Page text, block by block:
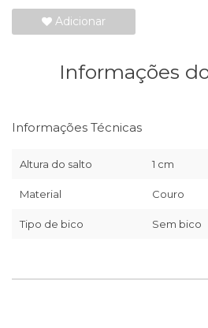
Adicionar
Informações
Informações Técnicas
Altura do salto 1 cm
Material Couro
Tipo de bico Sem bico